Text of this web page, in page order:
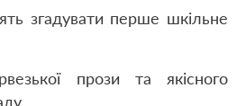
згадувати перше шкільне
прози та якісного